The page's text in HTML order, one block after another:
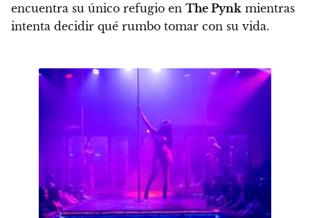
encuentra su único refugio en The Pynk mientras
intenta decidir qué rumbo tomar con su vida.